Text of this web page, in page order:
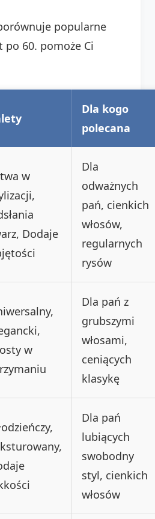
popularne
60. pomoże Ci
Dla kogo
polecana
w
Dodaje
Dla
odważnych
pań, cienkich
włosów,
regularnych
rysów
w
Dla pań z
grubszymi
włosami,
ceniących
klasykę
Dla pań
lubiących
swobodny
styl, cienkich
włosów